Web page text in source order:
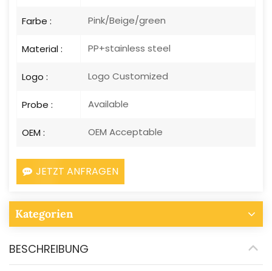
Farbe : Pink/Beige/green
Material : PP+stainless steel
Logo : Logo Customized
Probe : Available
OEM : OEM Acceptable
JETZT ANFRAGEN
Kategorien
BESCHREIBUNG